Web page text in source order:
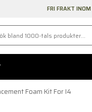
FRI FRAKT INOM
Foam Kit For I4